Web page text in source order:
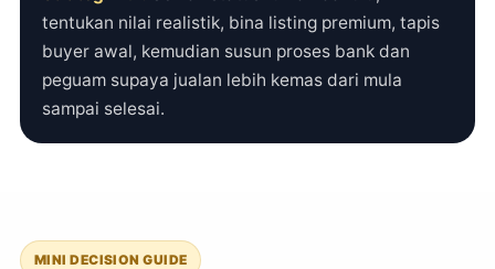
tentukan nilai realistik, bina listing premium, tapis
buyer awal, kemudian susun proses bank dan
peguam supaya jualan lebih kemas dari mula
sampai selesai.
MINI DECISION GUIDE